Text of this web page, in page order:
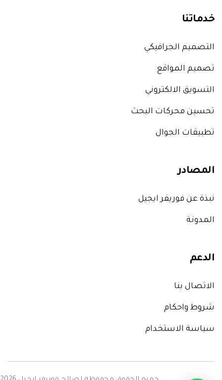
خدماتنا
التصميم الجرافيكي
تصميم المواقع
التسويق الالكتروني
تحسين محركات البحث
تطبيقات الجوال
المصادر
نبذة عن فوريفر ايجيل
المدونة
الدعم
الاتصال بنا
شروط واحكام
سياسة الاستخدام